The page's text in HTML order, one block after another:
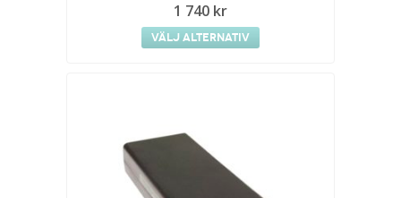
1 740 kr
Välj alternativ